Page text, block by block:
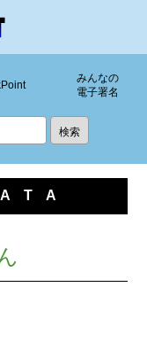
みんなの
電子署名